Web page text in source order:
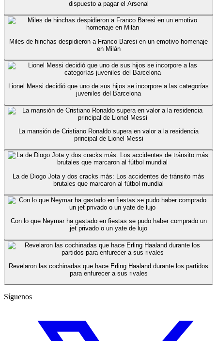
dispuesto a pagar el Arsenal
Miles de hinchas despidieron a Franco Baresi en un emotivo homenaje
en Milán
Lionel Messi decidió que uno de sus hijos se incorpore a las categorías
juveniles del Barcelona
La mansión de Cristiano Ronaldo supera en valor a la residencia
principal de Lionel Messi
La de Diogo Jota y dos cracks más: Los accidentes de tránsito más
brutales que marcaron al fútbol mundial
Con lo que Neymar ha gastado en fiestas se pudo haber comprado un
jet privado o un yate de lujo
Revelaron las cochinadas que hace Erling Haaland durante los partidos
para enfurecer a sus rivales
Síguenos